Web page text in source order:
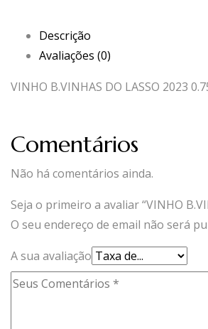
Descrição
Avaliações (0)
VINHO B.VINHAS DO LASSO 2023
Comentários
Não há comentários ainda.
Seja o primeiro a avaliar “VINHO
O seu endereço de email não será
A sua avaliação